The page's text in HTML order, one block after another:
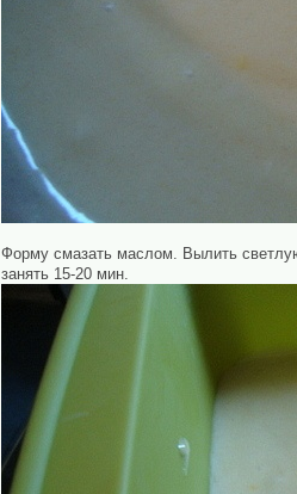
Форму смазать маслом. Вылить
занять 15-20 мин.